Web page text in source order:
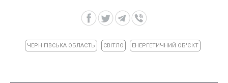
ЧЕРНІГІВСЬКА ОБЛАСТЬ СВІТЛО ЕНЕРГЕТИЧНИЙ ОБ'ЄКТ